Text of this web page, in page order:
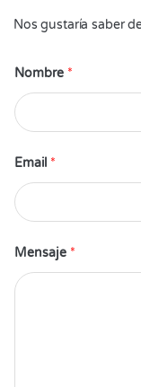
Nos gustaría saber
Nombre *
Email *
Mensaje *